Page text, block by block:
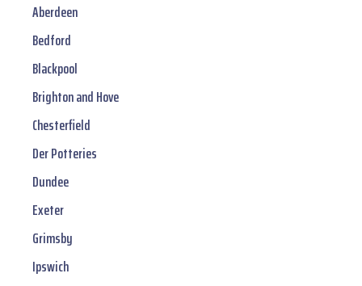
Aberdeen
Bedford
Blackpool
Brighton and Hove
Chesterfield
Der Potteries
Dundee
Exeter
Grimsby
Ipswich